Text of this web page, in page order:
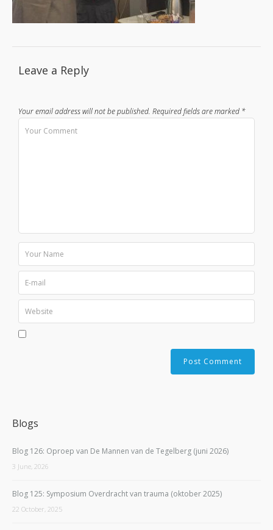
Leave a Reply
Your email address will not be published. Required fields are marked *
Blogs
Blog 126: Oproep van De Mannen van de Tegelberg (juni 2026)
3 June, 2026
Blog 125: Symposium Overdracht van trauma (oktober 2025)
22 October, 2025